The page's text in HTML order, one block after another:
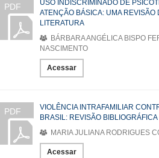
PDF
USO INDISCRIMINADO DE
ATENÇÃO BÁSICA: UMA REVISÃO
LITERATURA
BÁRBARA ANGÉLICA BISPO
NASCIMENTO
Acessar
PDF
VIOLÊNCIA INTRAFAMILIAR
BRASIL: REVISÃO BIBLIOGRÁFICA
MARIA JULIANA RODRIGUES
Acessar